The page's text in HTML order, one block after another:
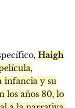
Haigh
infancia y su
los años 80, lo